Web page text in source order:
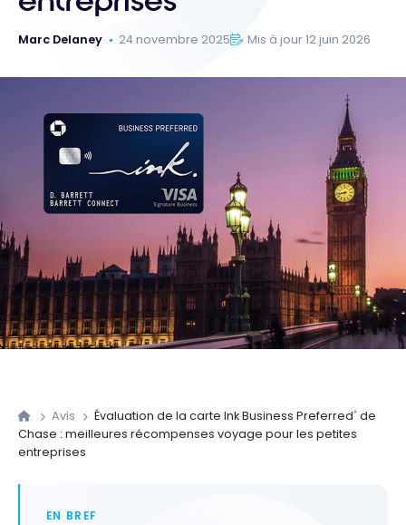
Marc Delaney 24 novembre 2025 Mis à jour 12 juin 2026
Avis Évaluation de la carte Ink Business Preferred® de
Chase : meilleures récompenses voyage pour les petites
entreprises
EN BREF